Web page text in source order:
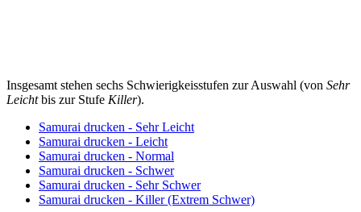
Insgesamt stehen sechs Schwierigkeisstufen zur Auswahl (von Sehr
Leichtbis zur Stufe Killer).
Samurai drucken - Sehr Leicht
Samurai drucken - Leicht
Samurai drucken - Normal
Samurai drucken - Schwer
Samurai drucken - Sehr Schwer
Samurai drucken - Killer (Extrem Schwer)